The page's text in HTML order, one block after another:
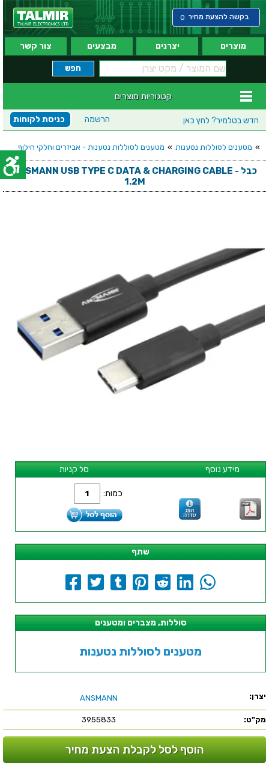
בקשה להצעת מחיר 0
מוצרים יצרנים מבצעים צור קשר
קטגוריות מוצרים
חדש בטלמיר? לחץ כאן כניסת לקוחות הרשמה
» מטענים לסוללות נטענות » מטענים לסוללות נטענות - אביזרים וחלקי חילוף
כבל - ANSMANN USB TYPE C DATA & CHARGING CABLE
1.2M
סל קניות מידע נוסף
כמות:
שתף
סוללות, מצברים ומטענים
מטענים לסוללות נטענות
יצרן: ANSMANN
מק"ט: 3955833
הוסף לסל לקבלת הצעת מחיר